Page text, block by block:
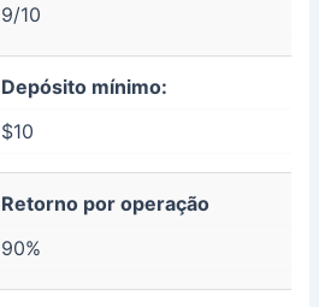
9/10
Depósito mínimo:
$10
Retorno por operação
90%